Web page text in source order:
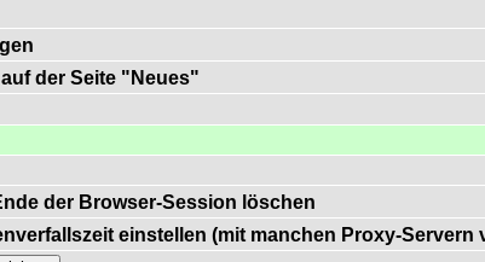
der Seite "Neues"
der Browser-Session löschen
einstellen (mit manchen Proxy-Servern